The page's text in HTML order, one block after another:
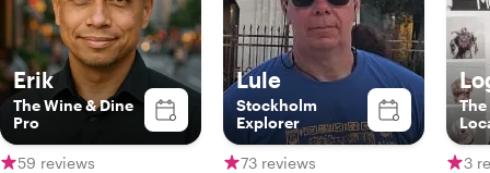
Erik
The Wine & Dine
Pro
59 reviews
Lule
Stockholm
Explorer
73 reviews 3